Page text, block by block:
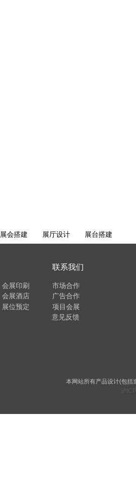
项目会展
广告合作
展位预定
会展酒店
联系我们
意见反馈
会展印刷 市场合作
本网站所有产品设计(包括
展会搭建 展厅设计 展台搭建